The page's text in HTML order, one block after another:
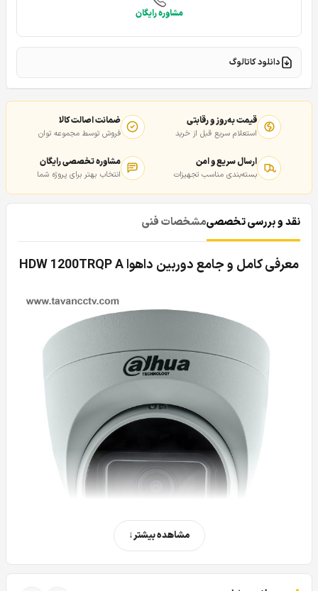
مشاوره رایگان
دانلود کاتالوگ
قیمت به‌روز و رقابتی
استعلام سریع قبل از خرید
ضمانت اصالت کالا
فروش توسط مجموعه توان
ارسال سریع و امن
بسته‌بندی مناسب تجهیزات
مشاوره تخصصی رایگان
انتخاب بهتر برای پروژه شما
نقد و بررسی تخصصیمشخصات فنی
معرفی کامل و جامع دوربین داهوا HDW 1200TRQP A
مشاهده بیشتر